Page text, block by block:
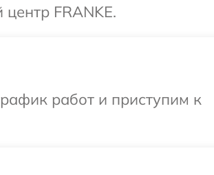
FRANKE.
работ и приступим к